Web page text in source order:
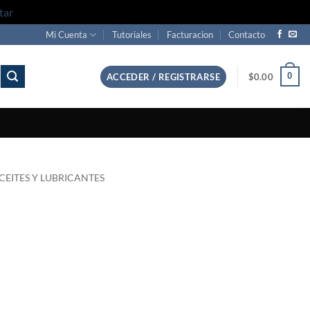
Mi Cuenta Tutoriales Facturacion Contacto
ACCEDER / REGISTRARSE $0.00 0
Y LUBRICANTES